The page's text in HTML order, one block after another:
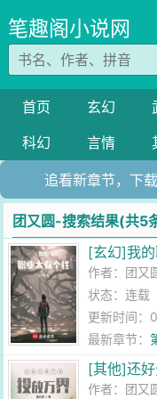
笔趣阁小说网
首页 玄幻
科幻
言情
追看新章节，下
团又圆-搜索结果(共5
[玄幻]我
作者： 团又
状态：连载
更新时间
最新章节：
[其他]还
作者： 团又